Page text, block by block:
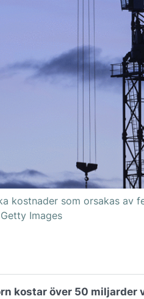
kostnader som orsakas av
Images
kostar över 50 miljarder